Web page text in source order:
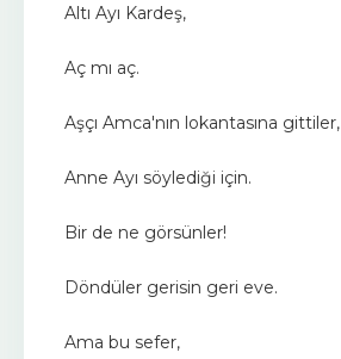
Altı Ayı Kardeş,
Aç mı aç.
Aşçı Amca'nın lokantasına gittiler,
Anne Ayı söylediği için.
Bir de ne görsünler!
Döndüler gerisin geri eve.
Ama bu sefer,